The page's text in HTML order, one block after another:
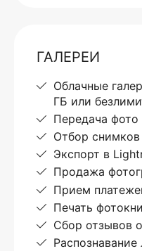
ГАЛЕРЕИ
Облачные
ГБ или
Передача
Отбор
Экспорт в
Продажа
Прием
Печать
Сбор отзывов
Распознавание